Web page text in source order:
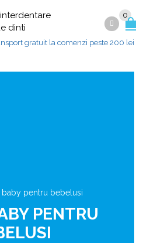
0
gratuit la comenzi peste 200 lei
baby pentru bebelusi
PENTRU